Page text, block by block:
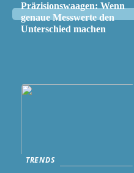
Präzisionswaagen: Wenn
genaue Messwerte den
Unterschied machen
TRENDS